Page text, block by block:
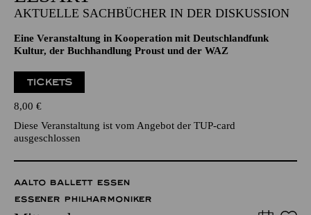
AKTUELLE SACHBÜCHER IN DER DISKUSSION
Eine Veranstaltung in Kooperation mit Deutschlandfunk
Kultur, der Buchhandlung Proust und der WAZ
TICKETS
8,00 €
Diese Veranstaltung ist vom Angebot der TUP-card
ausgeschlossen
AALTO BALLETT ESSEN
ESSENER PHILHARMONIKER